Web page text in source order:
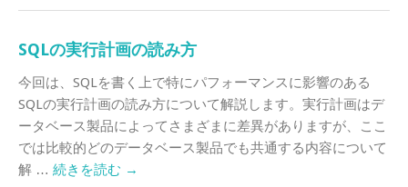
SQLの実行計画の読み方
今回は、SQLを書く上で特にパフォーマンスに影響のある
SQLの実行計画の読み方について解説します。実行計画はデ
ータベース製品によってさまざまに差異がありますが、ここ
では比較的どのデータベース製品でも共通する内容について
解 … 続きを読む →